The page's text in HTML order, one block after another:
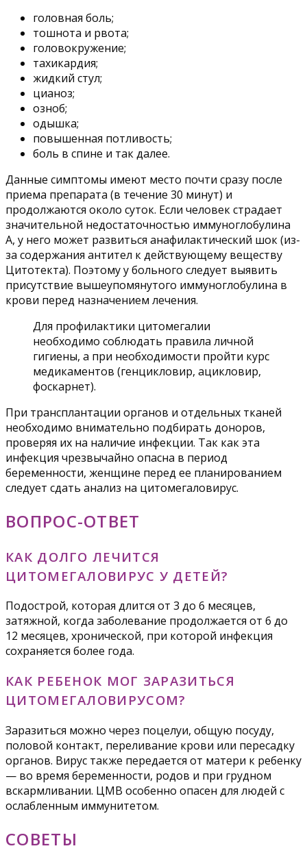
головная боль;
тошнота и рвота;
головокружение;
тахикардия;
жидкий стул;
цианоз;
озноб;
одышка;
повышенная потливость;
боль в спине и так далее.
Данные симптомы имеют место почти сразу после
приема препарата (в течение 30 минут) и
продолжаются около суток. Если человек страдает
значительной недостаточностью иммуноглобулина
А, у него может развиться анафилактический шок (из-
за содержания антител к действующему веществу
Цитотекта). Поэтому у больного следует выявить
присутствие вышеупомянутого иммуноглобулина в
крови перед назначением лечения.
Для профилактики цитомегалии
необходимо соблюдать правила личной
гигиены, а при необходимости пройти курс
медикаментов (генцикловир, ацикловир,
фоскарнет).
При трансплантации органов и отдельных тканей
необходимо внимательно подбирать доноров,
проверяя их на наличие инфекции. Так как эта
инфекция чрезвычайно опасна в период
беременности, женщине перед ее планированием
следует сдать анализ на цитомегаловирус.
ВОПРОС-ОТВЕТ
КАК ДОЛГО ЛЕЧИТСЯ
ЦИТОМЕГАЛОВИРУС У ДЕТЕЙ?
Подострой, которая длится от 3 до 6 месяцев,
затяжной, когда заболевание продолжается от 6 до
12 месяцев, хронической, при которой инфекция
сохраняется более года.
КАК РЕБЕНОК МОГ ЗАРАЗИТЬСЯ
ЦИТОМЕГАЛОВИРУСОМ?
Заразиться можно через поцелуи, общую посуду,
половой контакт, переливание крови или пересадку
органов. Вирус также передается от матери к ребенку
— во время беременности, родов и при грудном
вскармливании. ЦМВ особенно опасен для людей с
ослабленным иммунитетом.
СОВЕТЫ